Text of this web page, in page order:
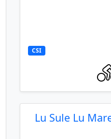
CSI
Lu Sule Lu